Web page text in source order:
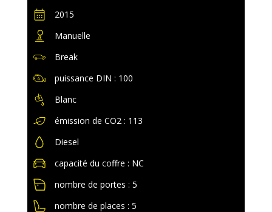
2015
Manuelle
Break
puissance DIN : 100
Blanc
émission de CO2 : 113
Diesel
capacité du coffre : NC
nombre de portes : 5
nombre de places : 5